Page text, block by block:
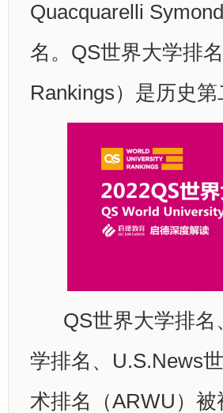
Quacquarelli
名。QS世界大学排
Rankings）是历史
QS世界大学排名
学排名、U.S.News
术排名（ARWU）